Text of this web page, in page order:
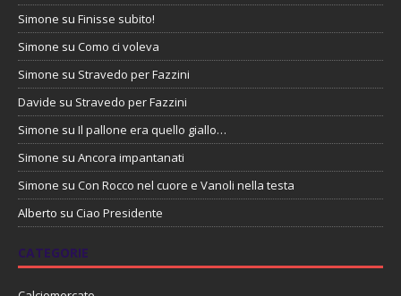
Simone su Finisse subito!
Simone su Como ci voleva
Simone su Stravedo per Fazzini
Davide su Stravedo per Fazzini
Simone su Il pallone era quello giallo…
Simone su Ancora impantanati
Simone su Con Rocco nel cuore e Vanoli nella testa
Alberto su Ciao Presidente
CATEGORIE